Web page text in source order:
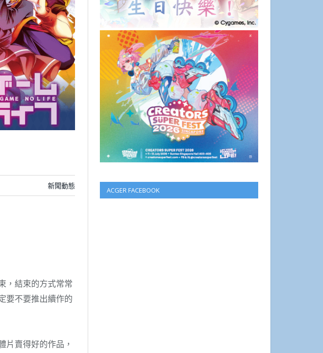
新聞動態
，結束的方式常常
要不要推出續作的
片賣得好的作品，
ACGER FACEBOOK